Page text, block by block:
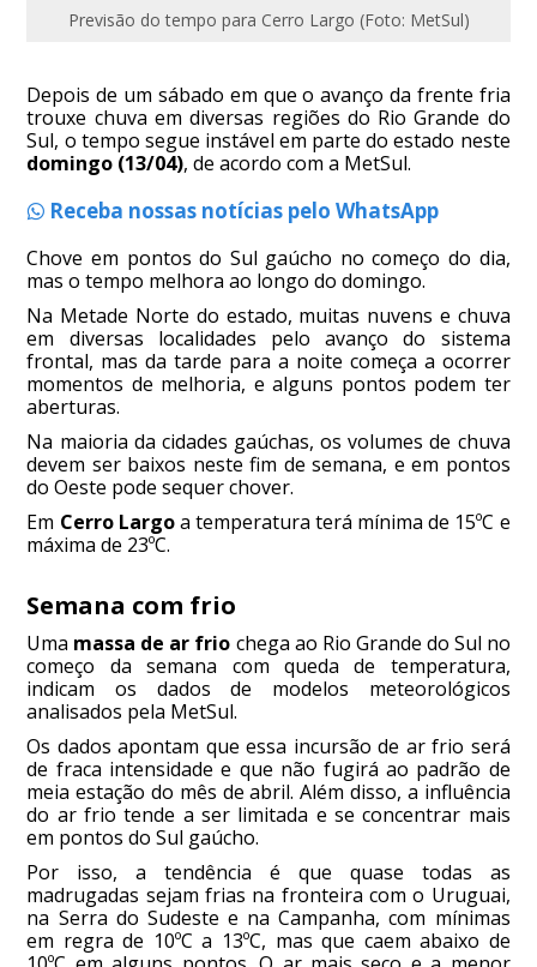
Previsão do tempo para Cerro Largo (Foto: MetSul)
Depois de um sábado em que o avanço da frente fria
trouxe chuva em diversas regiões do Rio Grande do
Sul, o tempo segue instável em parte do estado neste
domingo (13/04), de acordo com a MetSul.
Receba nossas notícias pelo WhatsApp
Chove em pontos do Sul gaúcho no começo do dia,
mas o tempo melhora ao longo do domingo.
Na Metade Norte do estado, muitas nuvens e chuva
em diversas localidades pelo avanço do sistema
frontal, mas da tarde para a noite começa a ocorrer
momentos de melhoria, e alguns pontos podem ter
aberturas.
Na maioria da cidades gaúchas, os volumes de chuva
devem ser baixos neste fim de semana, e em pontos
do Oeste pode sequer chover.
Em Cerro Largoa temperatura terá mínima de 15ºC e
máxima de 23ºC.
Semana com frio
Uma massa de ar frio chega ao Rio Grande do Sul no
começo da semana com queda de temperatura,
indicam os dados de modelos meteorológicos
analisados pela MetSul.
Os dados apontam que essa incursão de ar frio será
de fraca intensidade e que não fugirá ao padrão de
meia estação do mês de abril. Além disso, a influência
do ar frio tende a ser limitada e se concentrar mais
em pontos do Sul gaúcho.
Por isso, a tendência é que quase todas as
madrugadas sejam frias na fronteira com o Uruguai,
na Serra do Sudeste e na Campanha, com mínimas
em regra de 10ºC a 13ºC, mas que caem abaixo de